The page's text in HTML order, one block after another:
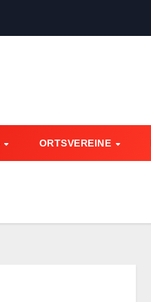
ORTSVEREINE